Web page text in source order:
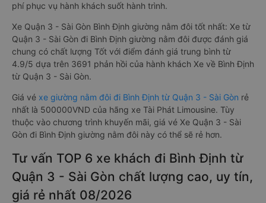
phí phục vụ hành khách suốt hành trình.
Xe Quận 3 - Sài Gòn Bình Định giường nằm đôi tốt nhất: Xe từ
Quận 3 - Sài Gòn đi Bình Định giường nằm đôi được đánh giá
chung có chất lượng Tốt với điểm đánh giá trung bình từ
4.9/5 dựa trên 3691 phản hồi của hành khách Xe về Bình Định
từ Quận 3 - Sài Gòn.
Giá vé xe giường nằm đôi đi Bình Định từ Quận 3 - Sài Gòn rẻ
nhất là 500000VND của hãng xe Tài Phát Limousine. Tùy
thuộc vào chương trình khuyến mãi, giá vé Xe Quận 3 - Sài
Gòn đi Bình Định giường nằm đôi này có thể sẽ rẻ hơn.
Tư vấn TOP 6 xe khách đi Bình Định từ
Quận 3 - Sài Gòn chất lượng cao, uy tín,
giá rẻ nhất 08/2026